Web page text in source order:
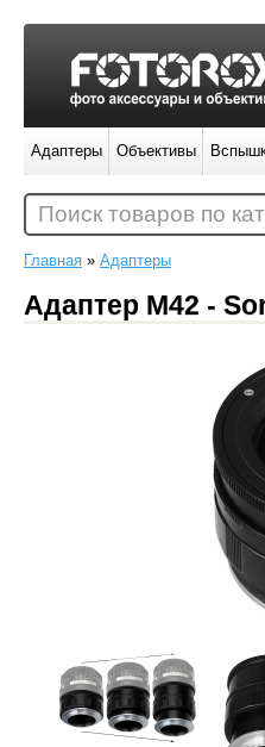
Главная » Адаптеры
Адаптер M42 -
Адаптеры Объективы
Поиск товаров по